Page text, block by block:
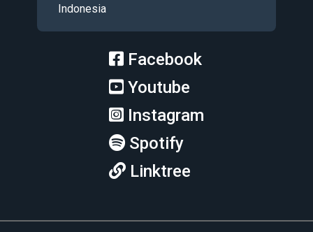
Indonesia
Facebook
Youtube
Instagram
Spotify
Linktree